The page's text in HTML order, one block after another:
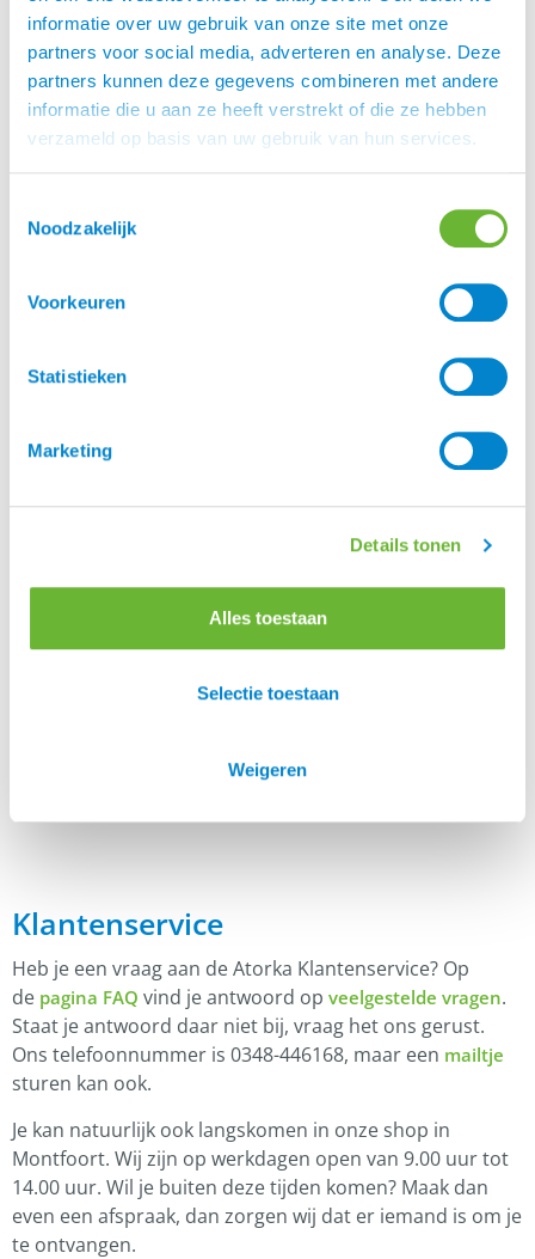
informatie over uw gebruik van onze site met onze
partners voor social media, adverteren en analyse. Deze
partners kunnen deze gegevens combineren met andere
informatie die u aan ze heeft verstrekt of die ze hebben
verzameld op basis van uw gebruik van hun services.
Noodzakelijk
Voorkeuren
Statistieken
Marketing
Details tonen
Alles toestaan
Selectie toestaan
Weigeren
Klittenband sluiting
No-Turn Boots voorzien van stopper
Eques
Equesis een prachtig Deens merk, speciaal voor
unieke artikelen in het assortiment. Eques heeft
prachtige kwaliteit zadels, een mooie lijn
Merk
Eques
Er zijn nog geen beoordelingen.
hebben, kunnen een beoordeling schrijven.
Klantenservice
Heb je een vraag aan de Atorka Klantenservice? Op
de pagina FAQ vind je antwoord op veelgestelde vragen.
Staat je antwoord daar niet bij, vraag het ons gerust.
Ons telefoonnummer is 0348-446168, maar een mailtje
sturen kan ook.
Je kan natuurlijk ook langskomen in onze shop in
Montfoort. Wij zijn op werkdagen open van 9.00 uur tot
14.00 uur. Wil je buiten deze tijden komen? Maak dan
even een afspraak, dan zorgen wij dat er iemand is om je
te ontvangen.